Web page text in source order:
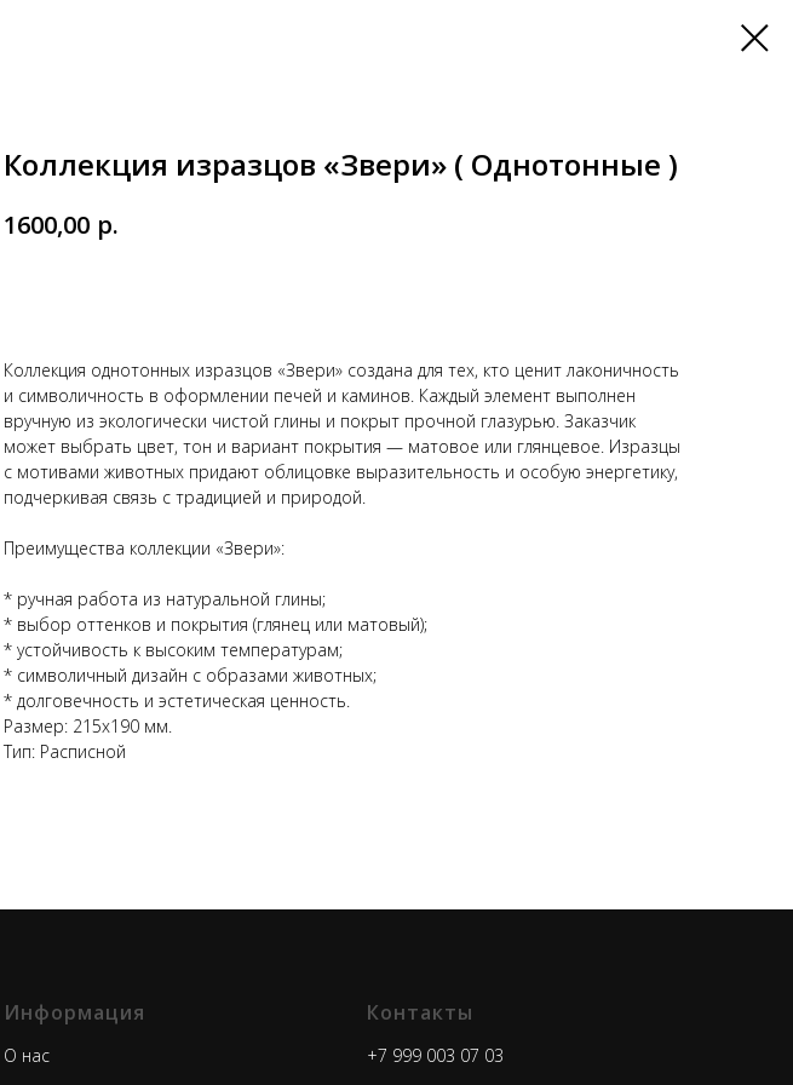
Коллекция изразцов «Звери» ( Однотонные )
1600,00 р.
Коллекция однотонных изразцов «Звери» создана для тех, кто ценит лаконичность
и символичность в оформлении печей и каминов. Каждый элемент выполнен
вручную из экологически чистой глины и покрыт прочной глазурью. Заказчик
может выбрать цвет, тон и вариант покрытия — матовое или глянцевое. Изразцы
с мотивами животных придают облицовке выразительность и особую энергетику,
подчеркивая связь с традицией и природой.
Преимущества коллекции «Звери»:
* ручная работа из натуральной глины;
* выбор оттенков и покрытия (глянец или матовый);
* устойчивость к высоким температурам;
* символичный дизайн с образами животных;
* долговечность и эстетическая ценность.
Размер: 215x190 мм.
Тип: Расписной
Информация
О нас
Контакты
+7 999 003 07 03